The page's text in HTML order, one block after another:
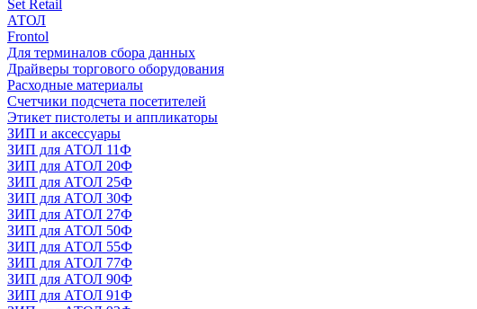
Set Retail
АТОЛ
Frontol
Для терминалов сбора данных
Драйверы торгового оборудования
Расходные материалы
Счетчики подсчета посетителей
Этикет пистолеты и аппликаторы
ЗИП и аксессуары
ЗИП для АТОЛ 11Ф
ЗИП для АТОЛ 20Ф
ЗИП для АТОЛ 25Ф
ЗИП для АТОЛ 30Ф
ЗИП для АТОЛ 27Ф
ЗИП для АТОЛ 50Ф
ЗИП для АТОЛ 55Ф
ЗИП для АТОЛ 77Ф
ЗИП для АТОЛ 90Ф
ЗИП для АТОЛ 91Ф